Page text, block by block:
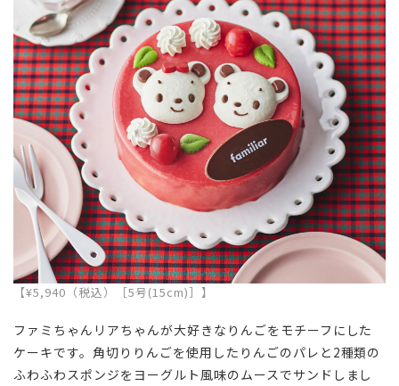
【¥5,940（税込）［5号(15cm)］】
ファミちゃんリアちゃんが大好きなりんごをモチーフにした
ケーキです。角切りりんごを使用したりんごのパレと2種類の
ふわふわスポンジをヨーグルト風味のムースでサンドしまし